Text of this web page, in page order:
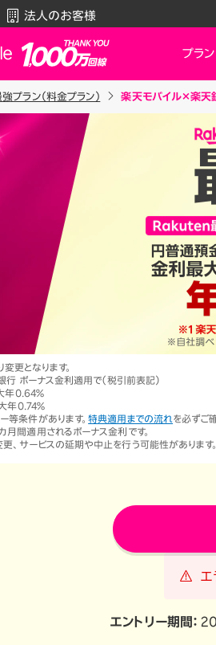
法人のお客様
Rakuten Mobile
プラン
ラン
NEXT
トク
ラム
ク
料金シミュレーション
Apple Watch
Wi-Fiルーター
Rakuten 認定中古
通信エリア
スマートフォン
Rakuten
スマートフォン
お申し込みキ
これからお申し込み
ご利用特典・キ
お知らせ・その他
お知らせ
スーパーホーダイ／組み合わせ
ご利用中の方
ラン（料金プラン） 楽天モバイル×楽天
更となります。
ボーナス金利適用で（税引前表記）
年0.64％
年0.74％
等条件があります。特典適用までの流れ を必ずご
間適用されるボーナス金利です。
、サービスの延期や中止を行う可能性があります。
エ
エントリー期間：